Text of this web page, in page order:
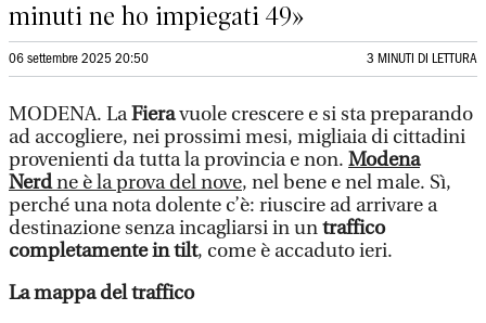
minuti ne ho impiegati 49»
06 settembre 2025 20:50 3 MINUTI DI LETTURA
MODENA. LaFieravuole crescere e si sta preparando
ad accogliere, nei prossimi mesi, migliaia di cittadini
provenienti da tutta la provincia e non. Modena
Nerdne è la prova del nove, nel bene e nel male. Sì,
perché una nota dolente c’è: riuscire ad arrivare a
destinazione senza incagliarsi in untraffico
completamente in tilt, come è accaduto ieri.
La mappa del traffico